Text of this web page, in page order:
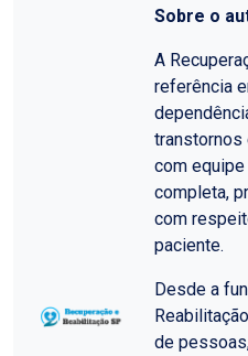
Sobre o
A
referência
transtornos
com
completa,
com
paciente.
Desde a
de